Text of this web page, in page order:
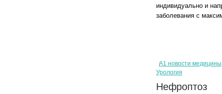
индивидуально и
заболевания с
А1 новости медицины
Урология
Нефроптоз